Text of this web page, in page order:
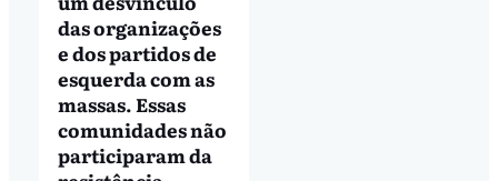
das organizações
e dos partidos de
esquerda com as
massas. Essas
comunidades não
participaram da